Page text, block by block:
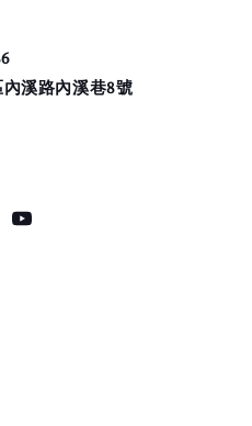
溪路內溪巷8號